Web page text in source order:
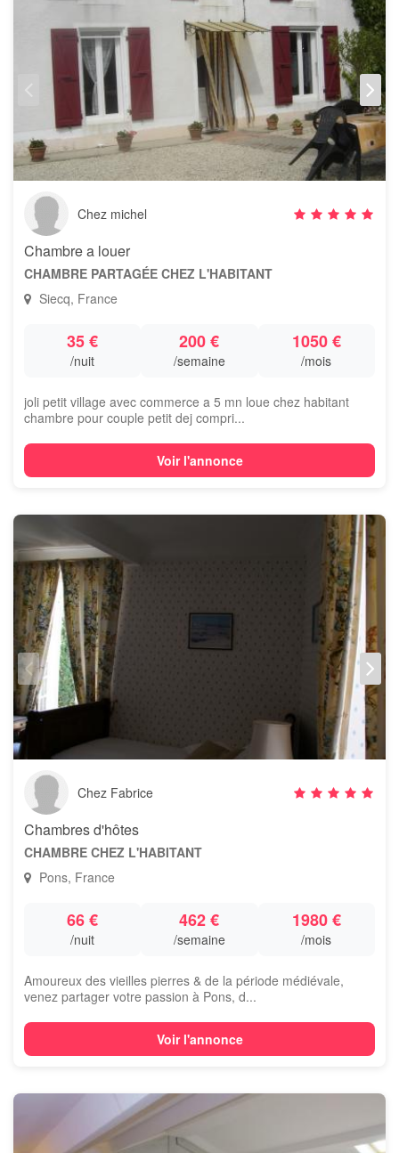
Chez michel
Chambre a louer
CHAMBRE PARTAGÉE CHEZ L'HABITANT
Siecq, France
35 €
/nuit
200 €
/semaine
1050 €
/mois
joli petit village avec commerce a 5 mn loue chez habitant
chambre pour couple petit dej compri...
Voir l'annonce
Chez Fabrice
Chambres d'hôtes
CHAMBRE CHEZ L'HABITANT
Pons, France
66 €
/nuit
462 €
/semaine
1980 €
/mois
Amoureux des vieilles pierres & de la période médiévale,
venez partager votre passion à Pons, d...
Voir l'annonce